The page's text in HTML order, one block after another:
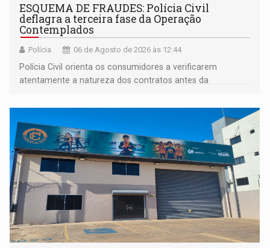
ESQUEMA DE FRAUDES: Polícia Civil
deflagra a terceira fase da Operação
Contemplados
Polícia 06 de Agosto de 2026 às 12:44
Polícia Civil orienta os consumidores a verificarem
atentamente a natureza dos contratos antes da